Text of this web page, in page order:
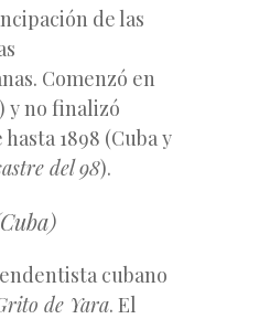
de las
Comenzó en
y no finalizó
1898 (Cuba y
del 98).
cubano
de Yara. El